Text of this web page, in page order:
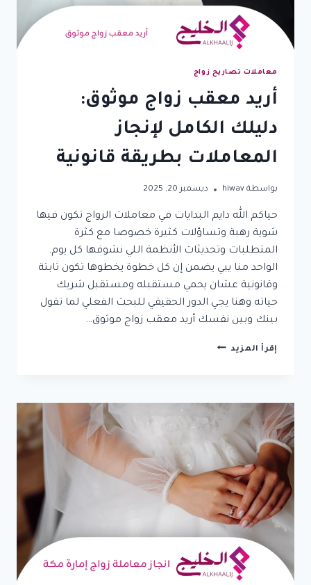
معاملات تصاريح زواج
أريد معقب زواج موثوق:
دليلك الكامل لإنجاز
المعاملات بطريقة قانونية
بواسطة hiwav ديسمبر 20, 2025
حياكم الله دايم البدايات في معاملات الزواج تكون فيها
شوية رهبة وتساؤلات كثيرة خصوصا مع كثرة
المتطلبات وتحديثات الأنظمة اللي نشوفها كل يوم.
الواحد منا يبي يضمن إن كل خطوة يخطوها تكون ثابتة
وقانونية عشان يحمي مستقبله ومستقبل شريك
حياته وهنا يجي الدور الحقيقي للبحث الفعلي لما تقول
بينك وبين نفسك أريد معقب زواج موثوق…
إقرأ المزيد أريد
دليلك
لإنجاز
المعاملات
بطريقة
قانونية